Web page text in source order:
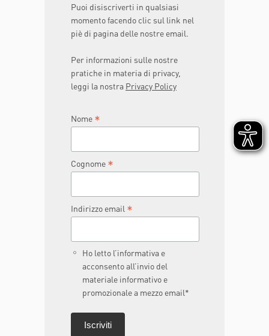
734, nell’ambito della Sessione
Scientifica “Pediatric” SS1612, ECR
2011, Vienna.
Valentini, MD; S. Illuminati, MD; F. M.
Vecchio, MD; G. Rizzo, MD; M. A.
Gambacorta , MD; C. Coco, MD; A.
MD: “Diffusion-weighted MR imaging
in monitoring rectal cancer response
accettato nel luglio 2011 per la
pubblicazione su “International
Physics”.
Puoi disiscriverti in qualsiasi
momento facendo clic sul link nel
piè di pagina delle nostre email.
Per informazioni sulle nostre
pratiche in materia di privacy,
leggi la nostra Privacy Policy
Nome *
Cognome *
Indirizzo email *
Ho letto l’informativa e
acconsento all’invio del
materiale informativo e
promozionale a mezzo email*